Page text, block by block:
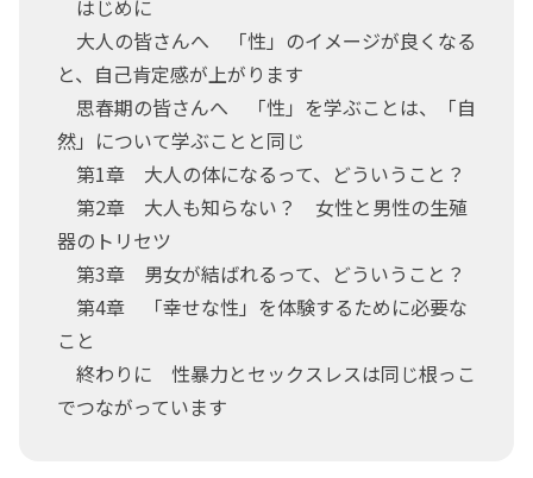
はじめに
大人の皆さんへ 「性」のイメージが良くなる
と、自己肯定感が上がります
思春期の皆さんへ 「性」を学ぶことは、「自
然」について学ぶことと同じ
第1章 大人の体になるって、どういうこと？
第2章 大人も知らない？ 女性と男性の生殖
器のトリセツ
第3章 男女が結ばれるって、どういうこと？
第4章 「幸せな性」を体験するために必要な
こと
終わりに 性暴力とセックスレスは同じ根っこ
でつながっています